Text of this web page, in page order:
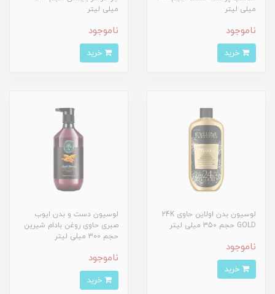
میلی لیتر
ناموجود
میلی لیتر
ناموجود
لوسیون بدن اولاین حاوی 24K
GOLD حجم 350 میلی لیتر
ناموجود
لوسیون دست و بدن ایوب
صبری حاوی روغن بادام شیرین
حجم 300 میلی لیتر
ناموجود